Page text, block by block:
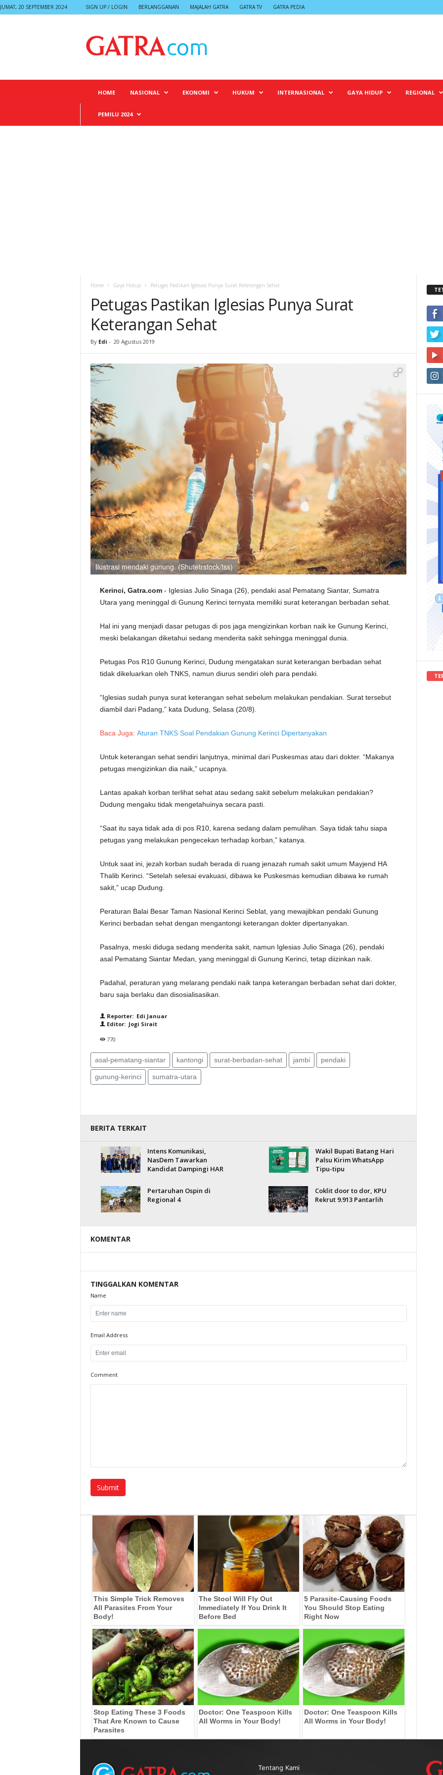
JUMAT, 20 SEPTEMBER 2024 SIGN UP / LOGIN BERLANGGANAN MAJALAH GATRA GATRA TV GATRA PEDIA
HOME NASIONAL EKONOMI HUKUM INTERNASIONAL GAYA HIDUP REGIONAL
PEMILU 2024
Home Gaya Hidup Petugas Pastikan Iglesias Punya Surat Keterangan Sehat
Petugas Pastikan Iglesias Punya Surat
Keterangan Sehat
By Edi - 20 Agustus 2019
Ilustrasi mendaki gunung. (Shutetrstock/tss)
Kerinci, Gatra.com- Iglesias Julio Sinaga (26), pendaki asal Pematang Siantar, Sumatra
Utara yang meninggal di Gunung Kerinci ternyata memiliki surat keterangan berbadan sehat.
Hal ini yang menjadi dasar petugas di pos jaga mengizinkan korban naik ke Gunung Kerinci,
meski belakangan diketahui sedang menderita sakit sehingga meninggal dunia.
Petugas Pos R10 Gunung Kerinci, Dudung mengatakan surat keterangan berbadan sehat
tidak dikeluarkan oleh TNKS, namun diurus sendiri oleh para pendaki.
“Iglesias sudah punya surat keterangan sehat sebelum melakukan pendakian. Surat tersebut
diambil dari Padang,” kata Dudung, Selasa (20/8).
Baca Juga: Aturan TNKS Soal Pendakian Gunung Kerinci Dipertanyakan
Untuk keterangan sehat sendiri lanjutnya, minimal dari Puskesmas atau dari dokter. “Makanya
petugas mengizinkan dia naik,” ucapnya.
Lantas apakah korban terlihat sehat atau sedang sakit sebelum melakukan pendakian?
Dudung mengaku tidak mengetahuinya secara pasti.
“Saat itu saya tidak ada di pos R10, karena sedang dalam pemulihan. Saya tidak tahu siapa
petugas yang melakukan pengecekan terhadap korban,” katanya.
Untuk saat ini, jezah korban sudah berada di ruang jenazah rumah sakit umum Mayjend HA
Thalib Kerinci. “Setelah selesai evakuasi, dibawa ke Puskesmas kemudian dibawa ke rumah
sakit,” ucap Dudung.
Peraturan Balai Besar Taman Nasional Kerinci Seblat, yang mewajibkan pendaki Gunung
Kerinci berbadan sehat dengan mengantongi keterangan dokter dipertanyakan.
Pasalnya, meski diduga sedang menderita sakit, namun Iglesias Julio Sinaga (26), pendaki
asal Pematang Siantar Medan, yang meninggal di Gunung Kerinci, tetap diizinkan naik.
Padahal, peraturan yang melarang pendaki naik tanpa keterangan berbadan sehat dari dokter,
baru saja berlaku dan disosialisasikan.
Reporter: Edi Januar
Editor: Jogi Sirait
770
asal-pematang-siantar kantongi surat-berbadan-sehat jambi pendaki
gunung-kerinci sumatra-utara
BERITA TERKAIT
Intens Komunikasi,
NasDem Tawarkan
Kandidat Dampingi HAR
Wakil Bupati Batang Hari
Palsu Kirim WhatsApp
Tipu-tipu
Pertaruhan Ospin di
Regional 4
Coklit door to dor, KPU
Rekrut 9.913 Pantarlih
KOMENTAR
TINGGALKAN KOMENTAR
Name
Email Address
Comment
This Simple Trick Removes
All Parasites From Your
Body!
The Stool Will Fly Out
Immediately If You Drink It
Before Bed
5 Parasite-Causing Foods
You Should Stop Eating
Right Now
Stop Eating These 3 Foods
That Are Known to Cause
Parasites
Doctor: One Teaspoon Kills
All Worms in Your Body!
Doctor: One Teaspoon Kills
All Worms in Your Body!
Tentang Kami